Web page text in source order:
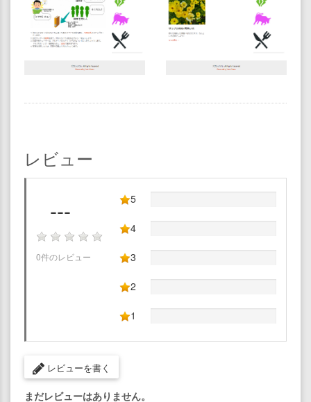
レビュー
---
0件のレビュー
5
4
3
2
1
レビューを書く
まだレビューはありません。